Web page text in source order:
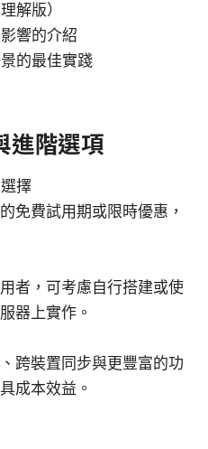
解版）
響的介紹
的最佳實踐
進階選項
擇
免費試用期或限時優惠，
者，可考慮自行搭建或使
器上實作。
跨裝置同步與更豐富的功
成本效益。